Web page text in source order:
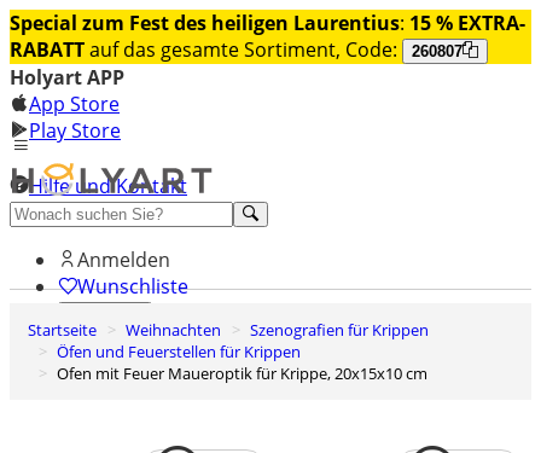
Special zum Fest des heiligen Laurentius: 15 % EXTRA-
RABATTauf das gesamte Sortiment, Code: 260807
Holyart APP
App Store
Play Store
Hilfe und Kontakt
Entdecken Sie Premium
Anmelden
Wunschliste
0
Warenkorb
Startseite Weihnachten
Szenografien für Krippen
Öfen und Feuerstellen für Krippen
Ofen mit Feuer Maueroptik für Krippe, 20x15x10 cm